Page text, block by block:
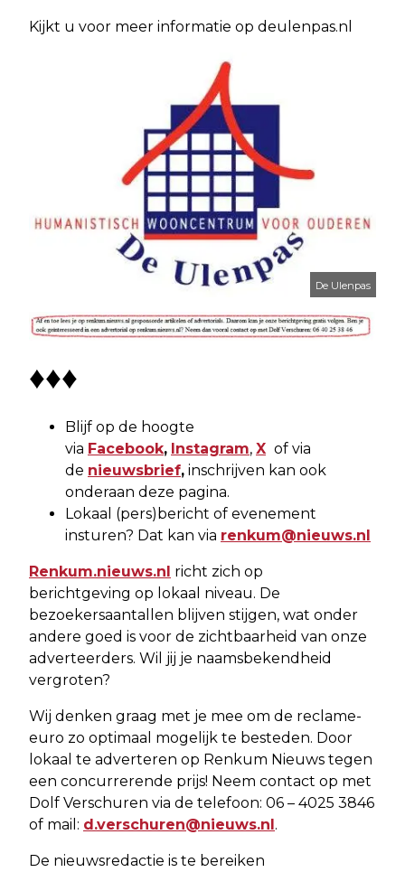
Kijkt u voor meer informatie op deulenpas.nl
De Ulenpas
♦♦♦
Blijf op de hoogte
via Facebook, Instagram, X of via
de nieuwsbrief, inschrijven kan ook
onderaan deze pagina.
Lokaal (pers)bericht of evenement
insturen? Dat kan via renkum@nieuws.nl
Renkum.nieuws.nl richt zich op
berichtgeving op lokaal niveau. De
bezoekersaantallen blijven stijgen, wat onder
andere goed is voor de zichtbaarheid van onze
adverteerders. Wil jij je naamsbekendheid
vergroten?
Wij denken graag met je mee om de reclame-
euro zo optimaal mogelijk te besteden. Door
lokaal te adverteren op Renkum Nieuws tegen
een concurrerende prijs! Neem contact op met
Dolf Verschuren via de telefoon: 06 – 4025 3846
of mail: d.verschuren@nieuws.nl.
De nieuwsredactie is te bereiken